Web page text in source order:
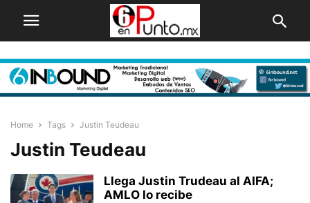
Home Tags Justin Teudeau
Justin Teudeau
Llega Justin Trudeau al AIFA;
AMLO lo recibe